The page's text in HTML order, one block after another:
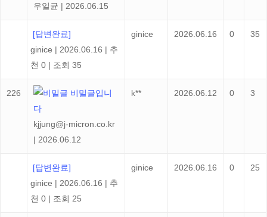
우일균 | 2026.06.15
[답변완료]
ginice | 2026.06.16 | 추
천 0 | 조회 35
ginice 2026.06.16 0 35
226
비밀글입니
다
kjjung@j-micron.co.kr
| 2026.06.12
k** 2026.06.12 0 3
[답변완료]
ginice | 2026.06.16 | 추
천 0 | 조회 25
ginice 2026.06.16 0 25